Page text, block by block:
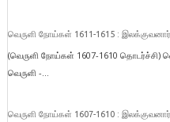
வெருளி நோய்கள் 1611-1615 :
(வெருளி நோய்கள் 1607-1610 தொடர்ச்சி)
வெருளி -...
வெருளி நோய்கள் 1607-1610 :